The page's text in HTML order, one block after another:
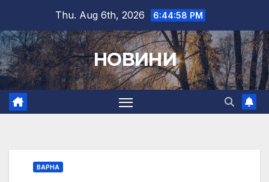
content
Thu. Aug 6th, 2026 6:44:59 PM
НОВИНИ
ВАРНА